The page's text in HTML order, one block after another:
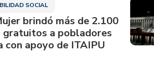
SOCIAL
brindó más de 2.100
gratuitos a pobladores
con apoyo de ITAIPU